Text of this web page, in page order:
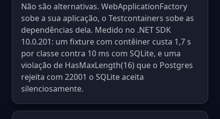
Não são alternativas. WebApplicationFactory
sobe a sua aplicação, o Testcontainers sobe as
dependências dela. Medido no .NET SDK
10.0.201: um fixture com contêiner custa 1,7 s
por classe contra 10 ms com SQLite, e uma
violação de HasMaxLength(16) que o Postgres
rejeita com 22001 o SQLite aceita
silenciosamente.